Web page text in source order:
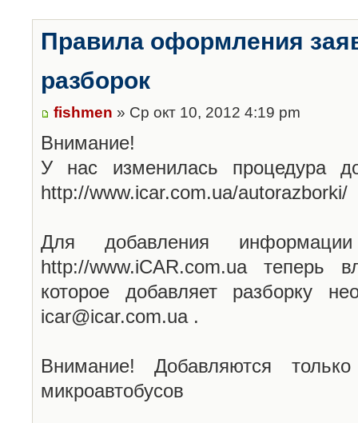
Правила оформления
разборок
fishmen » Ср окт 10, 2012 4:19 pm
Внимание!
У нас изменилась процедура
http://www.icar.com.ua/autorazborki/
Для добавления
http://www.iCAR.com.ua теперь
которое добавляет разборку
icar@icar.com.ua .
Внимание! Добавляются
микроавтобусов